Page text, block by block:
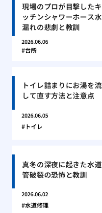
現場のプロが目撃したキ
ッチンシャワーホース水
漏れの悲劇と教訓
2026.06.06
台所
トイレ詰まりにお湯を流
して直す方法と注意点
2026.06.05
トイレ
真冬の深夜に起きた水道
管破裂の恐怖と教訓
2026.06.02
水道修理